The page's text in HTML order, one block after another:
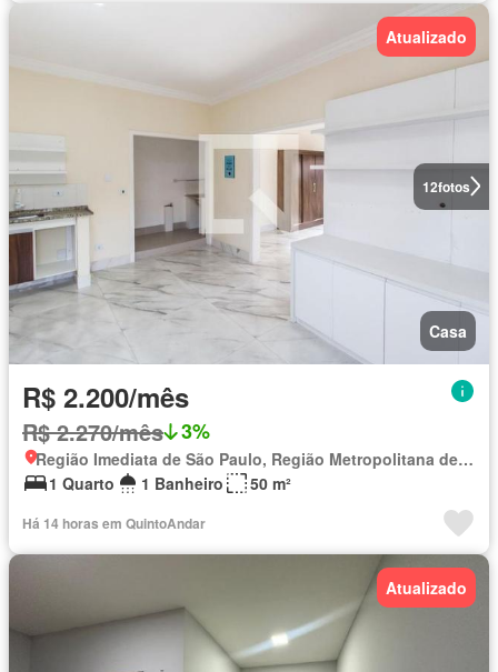
12fotos
Atualizado
Casa
R$ 2.200/mês
R$ 2.270/mês 3%
Região Imediata de São Paulo, Região Metropolitana de São Paulo
1 Quarto
1 Banheiro 50 m²
Há 14 horas em QuintoAndar
Atualizado